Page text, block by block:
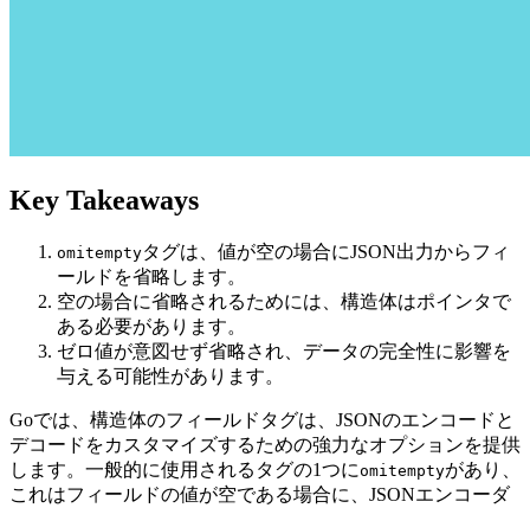
Key Takeaways
omitemptyタグは、値が空の場合にJSON出力からフィ
ールドを省略します。
空の場合に省略されるためには、構造体はポインタで
ある必要があります。
ゼロ値が意図せず省略され、データの完全性に影響を
与える可能性があります。
Goでは、構造体のフィールドタグは、JSONのエンコードと
デコードをカスタマイズするための強力なオプションを提供
します。一般的に使用されるタグの1つにomitemptyがあり、
これはフィールドの値が空である場合に、JSONエンコーダ